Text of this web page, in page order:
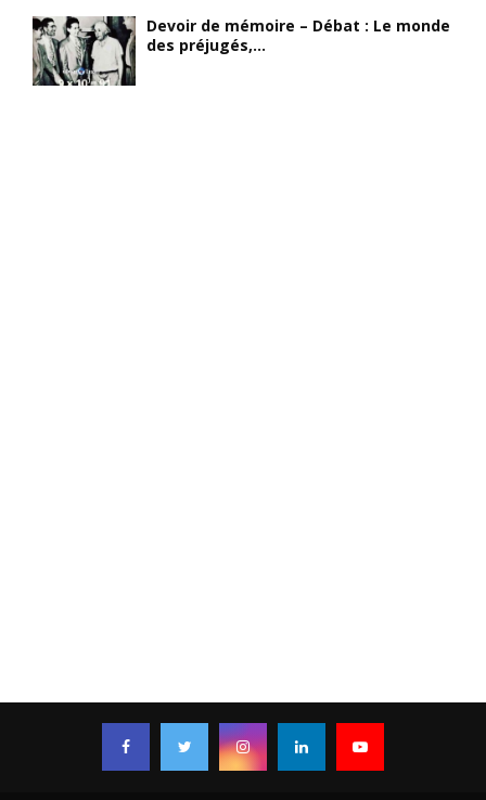
Devoir de mémoire – Débat : Le monde
des préjugés,...